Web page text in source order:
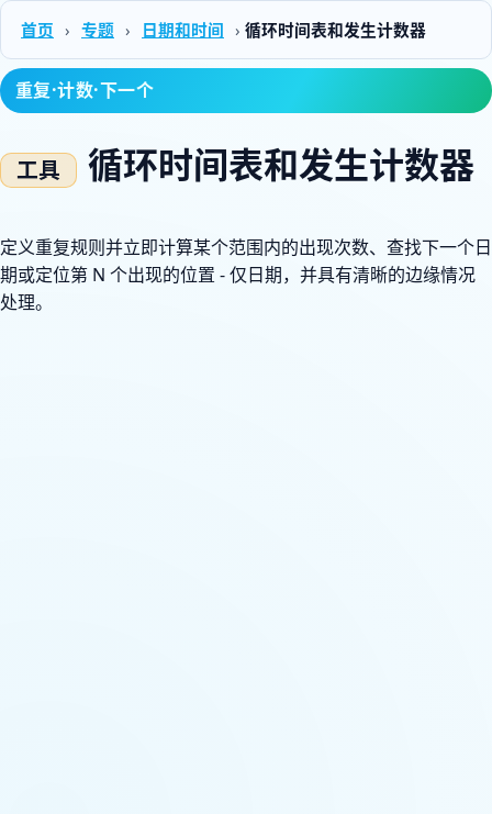
首页 › 专题 › 日期和时间 › 循环时间表和发生计数器
重复·计数·下一个
循环时间表和发生计数器
定义重复规则并立即计算某个范围内的出现次数、查找下一个日
期或定位第 N 个出现的位置 - 仅日期，并具有清晰的边缘情况
处理。